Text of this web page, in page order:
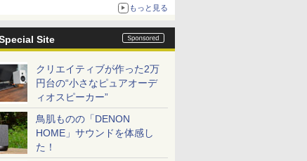
もっと見る
Site
クリエイティブが作った2万
円台の“小さなピュアオーデ
ィオスピーカー”
鳥肌ものの「DENON
HOME」サウンドを体感し
た！